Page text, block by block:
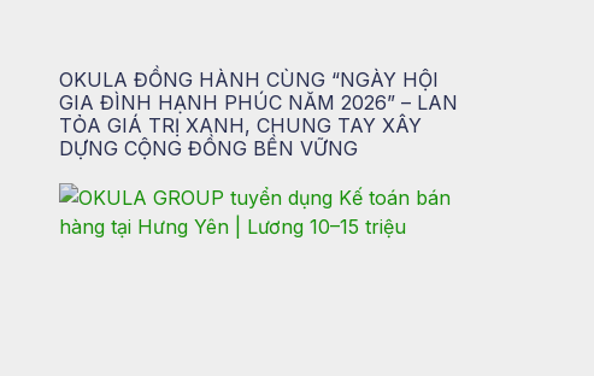
OKULA ĐỒNG HÀNH CÙNG “NGÀY HỘI
GIA ĐÌNH HẠNH PHÚC NĂM 2026” – LAN
TỎA GIÁ TRỊ XANH, CHUNG TAY XÂY
DỰNG CỘNG ĐỒNG BỀN VỮNG